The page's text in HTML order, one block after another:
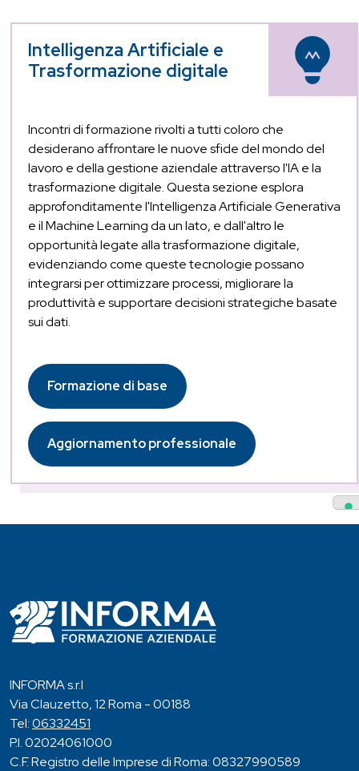
Intelligenza Artificiale e
Trasformazione digitale
Incontri di formazione rivolti a tutti coloro che
desiderano affrontare le nuove sfide del mondo del
lavoro e della gestione aziendale attraverso l'IA e la
trasformazione digitale. Questa sezione esplora
approfonditamente l'Intelligenza Artificiale Generativa
e il Machine Learning da un lato, e dall'altro le
opportunità legate alla trasformazione digitale,
evidenziando come queste tecnologie possano
integrarsi per ottimizzare processi, migliorare la
produttività e supportare decisioni strategiche basate
sui dati.
Formazione di base
Aggiornamento professionale
INFORMA s.r.l
Via Clauzetto, 12 Roma - 00188
Tel:06332451
P.I. 02024061000
C.F. Registro delle Imprese di Roma: 08327990589